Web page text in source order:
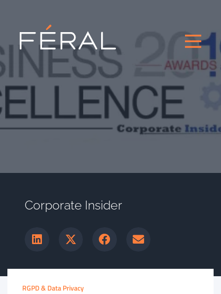
Corporate Insider
RGPD & Data Privacy